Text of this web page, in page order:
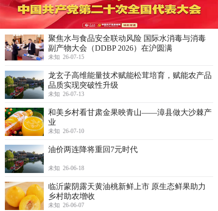
聚焦水与食品安全联动风险 国际水消毒与消毒
副产物大会（DDBP 2026）在沪圆满
未知 26-07-15
龙玄子高维能量技术赋能松茸培育，赋能农产品
品质实现突破性升级
未知 26-07-13
和美乡村看甘肃金果映青山——漳县做大沙棘产
业
未知 26-07-10
油价两连降将重回7元时代
未知 26-06-18
临沂蒙阴露天黄油桃新鲜上市 原生态鲜果助力
乡村助农增收
未知 26-06-07